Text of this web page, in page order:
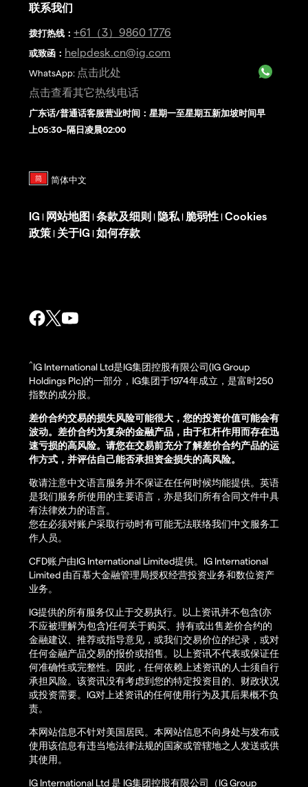
联系我们
拨打热线 ： +61（3）9860 1776
或致函： helpdesk.cn@ig.com
WhatsApp: 点击此处
点击查看其它热线电话
广东话/普通话客服营业时间：星期一至星期五新加坡时间早
上05:30–隔日凌晨02:00
IG | 网站地图 | 条款及细则 | 隐私 | 脆弱性 | Cookies
政策 | 关于IG | 如何存款
^IG International Ltd是IG集团控股有限公司(IG Group
Holdings Plc)的一部分，IG集团于1974年成立，是富时250
指数的成分股。
差价合约交易的损失风险可能很大，您的投资价值可能会有
波动。差价合约为复杂的金融产品，由于杠杆作用而存在迅
速亏损的高风险。请您在交易前充分了解差价合约产品的运
作方式，并评估自己能否承担资金损失的高风险。
敬请注意中文语言服务并不保证在任何时候均能提供。英语
是我们服务所使用的主要语言，亦是我们所有合同文件中具
有法律效力的语言。
您在必须对账户采取行动时有可能无法联络我们中文服务工
作人员。
CFD账户由IG International Limited提供。IG International
Limited 由百慕大金融管理局授权经营投资业务和数位资产
业务。
IG提供的所有服务仅止于交易执行。以上资讯并不包含(亦
不应被理解为包含)任何关于购买、持有或出售差价合约的
金融建议、推荐或指导意见，或我们交易价位的纪录，或对
任何金融产品交易的报价或招售。以上资讯不代表或保证任
何准确性或完整性。因此，任何依赖上述资讯的人士须自行
承担风险。该资讯没有考虑到您的特定投资目的、财政状况
或投资需要。IG对上述资讯的任何使用行为及其后果概不负
责。
本网站信息不针对美国居民。本网站信息不向身处与发布或
使用该信息有违当地法律法规的国家或管辖地之人发送或供
其使用。
IG International Ltd 是 IG集团控股有限公司（IG Group